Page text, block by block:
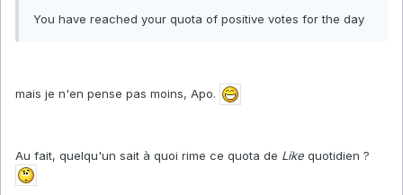
You have reached your quota of positive votes for the day
mais je n'en pense pas moins, Apo.
Au fait, quelqu'un sait à quoi rime ce quota de Like quotidien ?